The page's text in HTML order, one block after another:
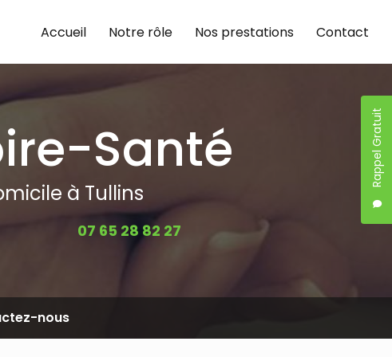
Rappel Gratuit
Accueil
Notre rôle Nos prestations Contact
Santé
à Tullins
07 65 28 82 27
nous